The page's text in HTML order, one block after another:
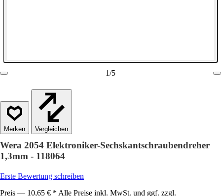
1/5
Vergleichen
Wera 2054 Elektroniker-Sechskantschraubendreher
1,3mm - 118064
Erste Bewertung schreiben
Preis — 10,65 € * Alle Preise inkl. MwSt. und ggf. zzgl.